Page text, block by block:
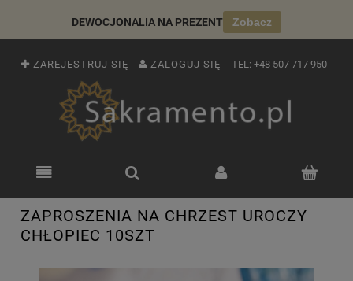
DEWOCJONALIA NA PREZENT Zobacz
ZAREJESTRUJ SIĘ ZALOGUJ SIĘ TEL: +48 507 717 950
ZAPROSZENIA NA CHRZEST UROCZY
CHŁOPIEC 10SZT